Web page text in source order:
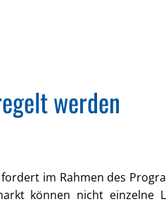
werden
im Rahmen des
können nicht einzelne